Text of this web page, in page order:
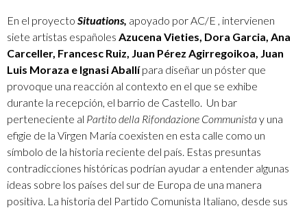
En el proyecto Situations, apoyado por AC/E , intervienen
siete artistas españoles Azucena Vieties, Dora Garcia, Ana
Carceller, Francesc Ruiz, Juan Pérez Agirregoikoa, Juan
Luis Moraza e Ignasi Aballípara diseñar un póster que
provoque una reacción al contexto en el que se exhibe
durante la recepción, el barrio de Castello. Un bar
perteneciente al Partito della Rifondazione Communista y una
efigie de la Virgen María coexisten en esta calle como un
símbolo de la historia reciente del país. Estas presuntas
contradicciones históricas podrían ayudar a entender algunas
ideas sobre los países del sur de Europa de una manera
positiva. La historia del Partido Comunista Italiano, desde sus